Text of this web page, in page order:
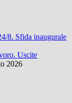
8. Sfida inaugurale
Uscite
2026